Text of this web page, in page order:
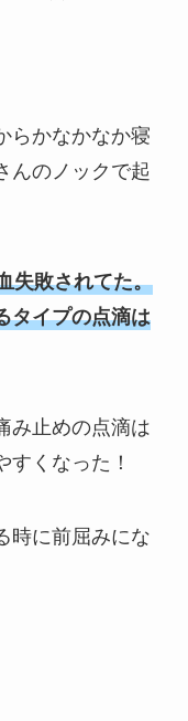
らかなかなか寝
んのノックで起
失敗されてた。
タイプの点滴は
み止めの点滴は
すくなった！
時に前屈みにな